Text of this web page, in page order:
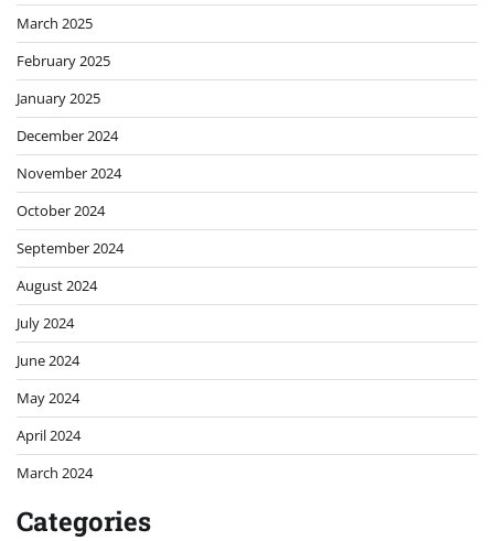
March 2025
February 2025
January 2025
December 2024
November 2024
October 2024
September 2024
August 2024
July 2024
June 2024
May 2024
April 2024
March 2024
Categories